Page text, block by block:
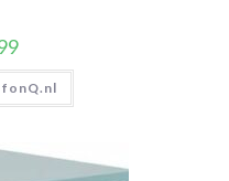
fonQ.nl